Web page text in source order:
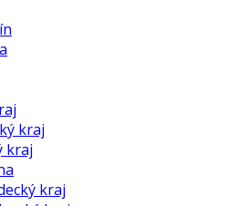
kraj
kraj
kraj